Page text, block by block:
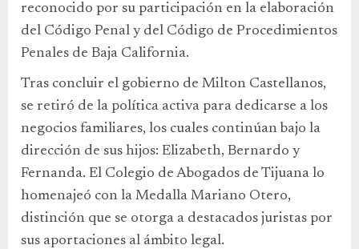
reconocido por su participación en la elaboración
del Código Penal y del Código de Procedimientos
Penales de Baja California.
Tras concluir el gobierno de Milton Castellanos,
se retiró de la política activa para dedicarse a los
negocios familiares, los cuales continúan bajo la
dirección de sus hijos: Elizabeth, Bernardo y
Fernanda. El Colegio de Abogados de Tijuana lo
homenajeó con la Medalla Mariano Otero,
distinción que se otorga a destacados juristas por
sus aportaciones al ámbito legal.